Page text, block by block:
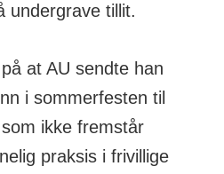
undergrave tillit.
at AU sendte han
i sommerfesten til
ikke fremstår
praksis i frivillige